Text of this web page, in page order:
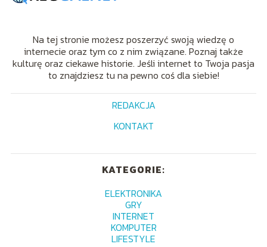
Na tej stronie możesz poszerzyć swoją wiedzę o
internecie oraz tym co z nim związane. Poznaj także
kulturę oraz ciekawe historie. Jeśli internet to Twoja pasja
to znajdziesz tu na pewno coś dla siebie!
REDAKCJA
KONTAKT
KATEGORIE:
ELEKTRONIKA
GRY
INTERNET
KOMPUTER
LIFESTYLE